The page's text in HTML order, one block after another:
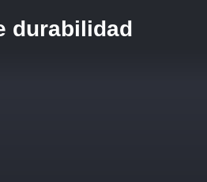
durabilidad